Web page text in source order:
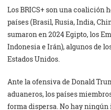
Los BRICS+ son una coalición
países (Brasil, Rusia, India,
sumaron en 2024 Egipto, los
Indonesia e Irán), algunos de
Estados Unidos.
Ante la ofensiva de Donald
aduaneros, los países
forma dispersa. No hay